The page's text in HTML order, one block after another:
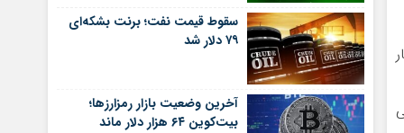
سقوط قیمت نفت؛ برنت بشکه‌ای
۷۹ دلار شد
آخرین وضعیت بازار رمزارزها؛
بیت‌کوین ۶۴ هزار دلار ماند